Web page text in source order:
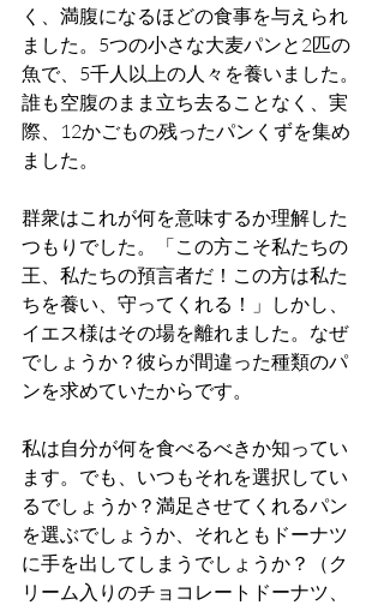
く、満腹になるほどの食事を与えられ
ました。5つの小さな大麦パンと2匹の
魚で、5千人以上の人々を養いました。
誰も空腹のまま立ち去ることなく、実
際、12かごもの残ったパンくずを集め
ました。
群衆はこれが何を意味するか理解した
つもりでした。「この方こそ私たちの
王、私たちの預言者だ！この方は私た
ちを養い、守ってくれる！」しかし、
イエス様はその場を離れました。なぜ
でしょうか？彼らが間違った種類のパ
ンを求めていたからです。
私は自分が何を食べるべきか知ってい
ます。でも、いつもそれを選択してい
るでしょうか？満足させてくれるパン
を選ぶでしょうか、それともドーナツ
に手を出してしまうでしょうか？（ク
リーム入りのチョコレートドーナツ、